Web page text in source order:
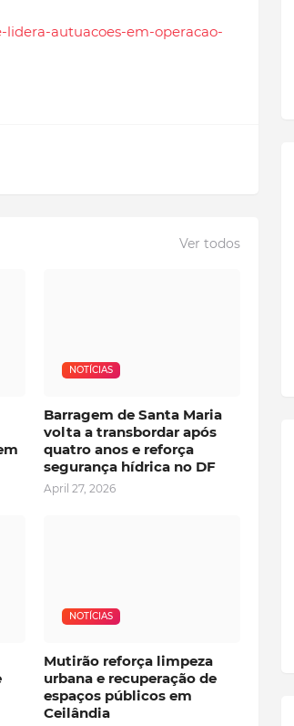
autuacoes-em-operacao-
Ver todos
NOTÍCIAS
Barragem de Santa Maria
volta a transbordar após
quatro anos e reforça
segurança hídrica no DF
April 27, 2026
NOTÍCIAS
Mutirão reforça limpeza
urbana e recuperação de
espaços públicos em
Ceilândia